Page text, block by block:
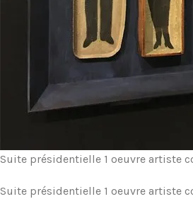
Suite présidentielle 1 oeuvre artiste
Suite présidentielle 1 oeuvre artiste